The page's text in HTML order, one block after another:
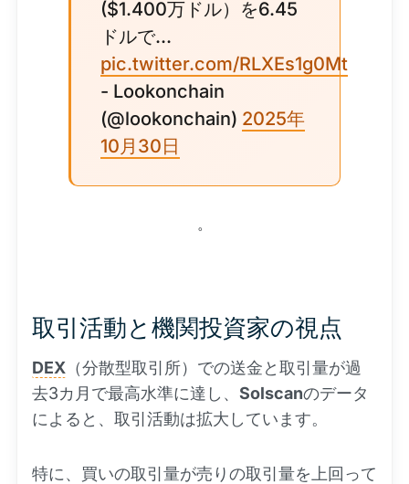
($1.400万ドル）を6.45
ドルで...
pic.twitter.com/RLXEs1g0Mt
- Lookonchain
(@lookonchain) 2025年
10月30日
。
取引活動と機関投資家の視点
DEX （分散型取引所）での送金と取引量が過
去3カ月で最高水準に達し、 Solscanのデータ
によると、取引活動は拡大しています。
特に、買いの取引量が売りの取引量を上回って